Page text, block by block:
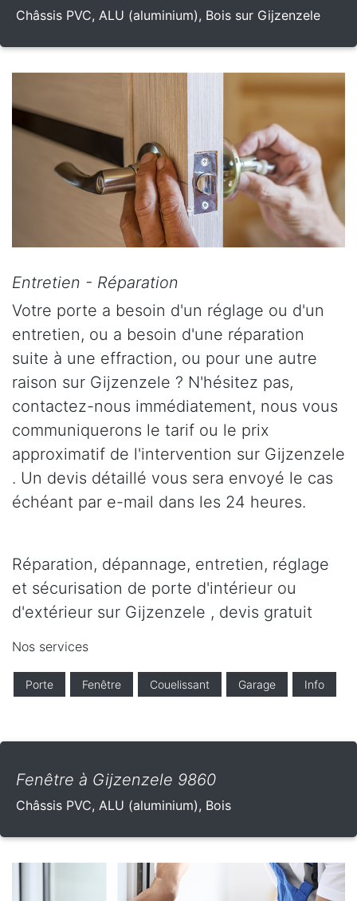
Châssis PVC, ALU (aluminium), Bois sur Gijzenzele
Entretien - Réparation
Votre porte a besoin d'un réglage ou d'un
entretien, ou a besoin d'une réparation
suite à une effraction, ou pour une autre
raison sur Gijzenzele ? N'hésitez pas,
contactez-nous immédiatement, nous vous
communiquerons le tarif ou le prix
approximatif de l'intervention sur Gijzenzele
. Un devis détaillé vous sera envoyé le cas
échéant par e-mail dans les 24 heures.
Réparation, dépannage, entretien, réglage
et sécurisation de porte d'intérieur ou
d'extérieur sur Gijzenzele , devis gratuit
Nos services
Porte Fenêtre Couelissant Garage Info
Fenêtre à Gijzenzele 9860
Châssis PVC, ALU (aluminium), Bois